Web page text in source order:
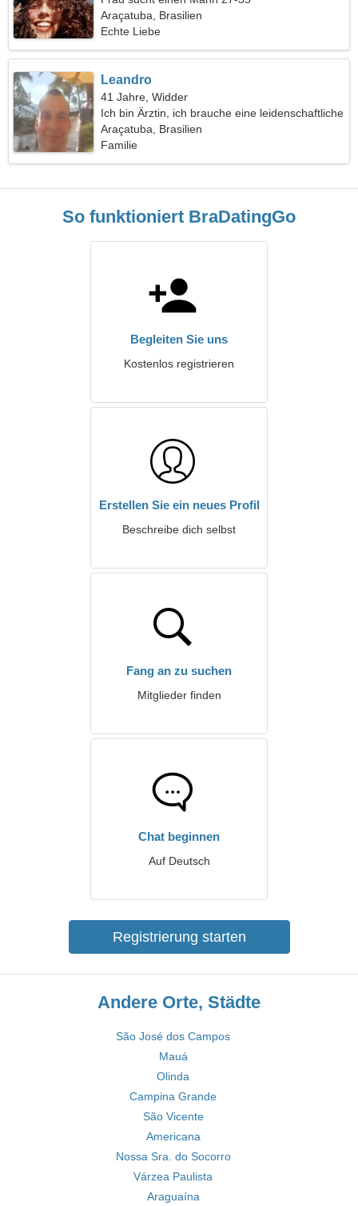
Araçatuba, Brasilien
Echte Liebe
Leandro
41 Jahre, Widder
Ich bin Ärztin, ich brauche eine leidenschaftliche
Frau
Araçatuba, Brasilien
Familie
So funktioniert BraDatingGo
Begleiten Sie uns
Kostenlos registrieren
Erstellen Sie ein neues Profil
Beschreibe dich selbst
Fang an zu suchen
Mitglieder finden
Chat beginnen
Auf Deutsch
Registrierung starten
Andere Orte, Städte
São José dos Campos
Mauá
Olinda
Campina Grande
São Vicente
Americana
Nossa Sra. do Socorro
Várzea Paulista
Araguaína